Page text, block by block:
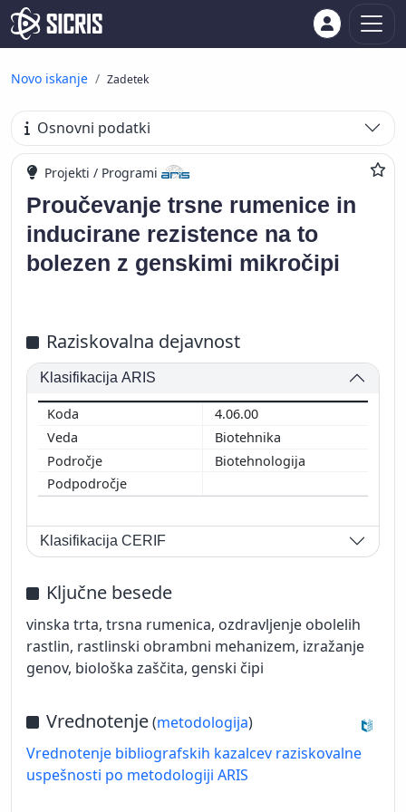
Novo iskanje Zadetek
Osnovni podatki
Projekti / Programi
Proučevanje trsne rumenice in
inducirane rezistence na to
bolezen z genskimi mikročipi
Raziskovalna dejavnost
Klasifikacija ARIS
4.06.00
Biotehnika
Biotehnologija
Klasifikacija CERIF
Ključne besede
vinska trta, trsna rumenica, ozdravljenje obolelih
rastlin, rastlinski obrambni mehanizem, izražanje
genov, biološka zaščita, genski čipi
Vrednotenje(metodologija)
Vrednotenje bibliografskih kazalcev raziskovalne
uspešnosti po metodologiji ARIS